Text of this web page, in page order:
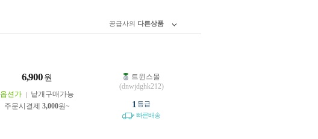
공급사의 다른상품
6,900 원
옵션가
낱개구매가능
주문시결제 3,000원~
트윈스몰
(dnwjdghk212)
1 등급
빠른배송